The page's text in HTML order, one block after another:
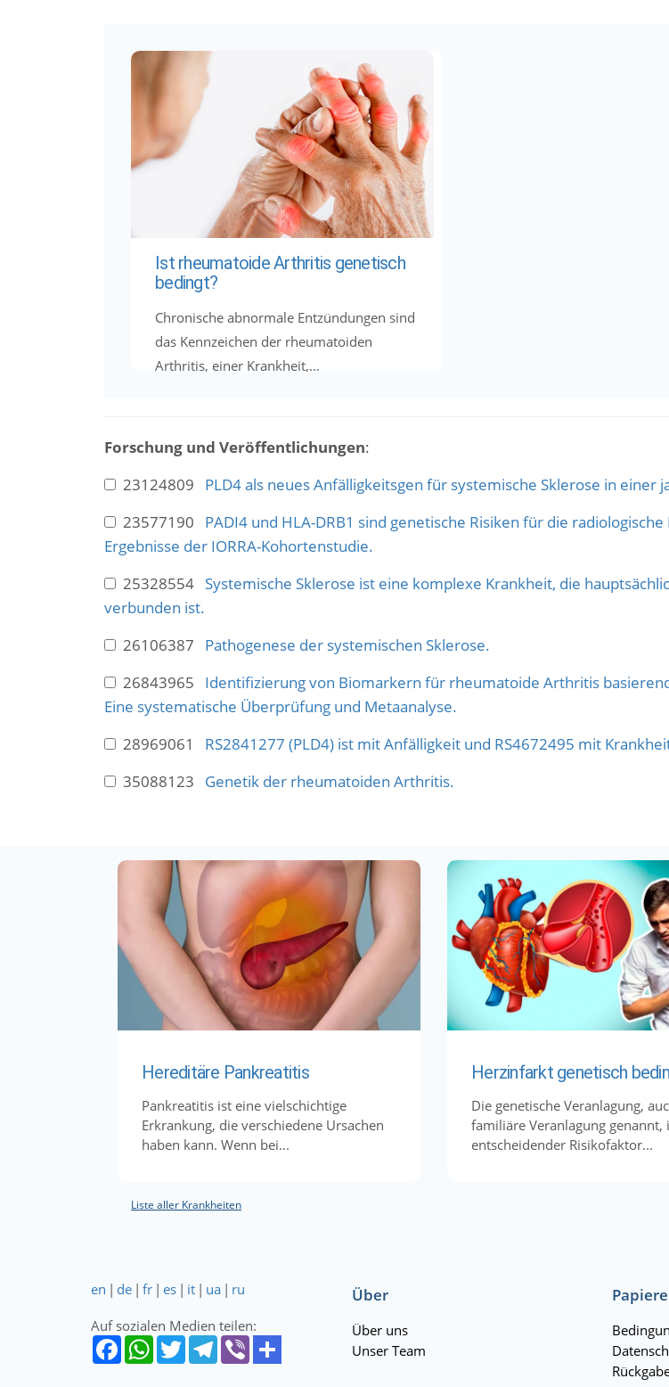
Ist rheumatoide Arthritis genetisch
bedingt?
Chronische abnormale Entzündungen sind
das Kennzeichen der rheumatoiden
Arthritis, einer Krankheit,...
Forschung und Veröffentlichungen:
23124809 PLD4 als neues Anfälligkeitsgen für systemische Sklerose in einer
23577190 PADI4 und HLA-DRB1 sind genetische Risiken für die
Ergebnisse der IORRA-Kohortenstudie.
25328554 Systemische Sklerose ist eine komplexe Krankheit, die
verbunden ist.
26106387 Pathogenese der systemischen Sklerose.
26843965 Identifizierung von Biomarkern für rheumatoide Arthritis
Eine systematische Überprüfung und Metaanalyse.
28969061 RS2841277 (PLD4) ist mit Anfälligkeit und RS4672495 mit
35088123 Genetik der rheumatoiden Arthritis.
Hereditäre Pankreatitis
Pankreatitis ist eine vielschichtige
Erkrankung, die verschiedene Ursachen
haben kann. Wenn bei...
Herzinfarkt genetisch
Die genetische Veranlagung,
familiäre Veranlagung genannt,
entscheidender Risikofaktor...
Liste aller Krankheiten
en | de | fr | es | it | ua | ru
Auf sozialen Medien teilen:
Über
Über uns
Unser Team
Papiere